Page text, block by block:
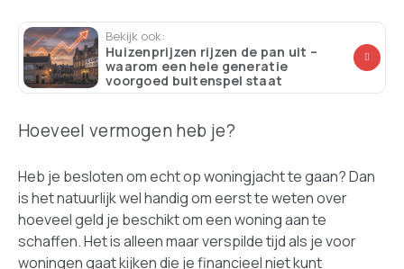
Bekijk ook:
Huizenprijzen rijzen de pan uit –
waarom een hele generatie
voorgoed buitenspel staat
Hoeveel vermogen heb je?
Heb je besloten om echt op woningjacht te gaan? Dan
is het natuurlijk wel handig om eerst te weten over
hoeveel geld je beschikt om een woning aan te
schaffen. Het is alleen maar verspilde tijd als je voor
woningen gaat kijken die je financieel niet kunt